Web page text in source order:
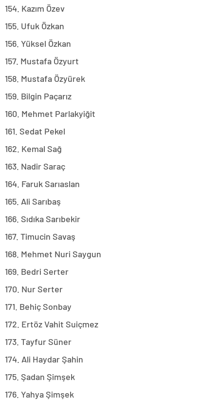
154. Kazım Özev
155. Ufuk Özkan
156. Yüksel Özkan
157. Mustafa Özyurt
158. Mustafa Özyürek
159. Bilgin Paçarız
160. Mehmet Parlakyiğit
161. Sedat Pekel
162. Kemal Sağ
163. Nadir Saraç
164. Faruk Sarıaslan
165. Ali Sarıbaş
166. Sıdıka Sarıbekir
167. Timucin Savaş
168. Mehmet Nuri Saygun
169. Bedri Serter
170. Nur Serter
171. Behiç Sonbay
172. Ertöz Vahit Suiçmez
173. Tayfur Süner
174. Ali Haydar Şahin
175. Şadan Şimşek
176. Yahya Şimşek